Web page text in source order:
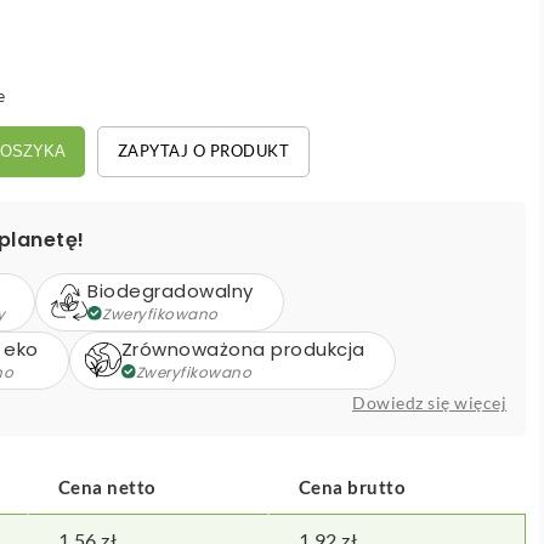
ZAPYTAJ O PRODUKT
Biodegradowalny
Zweryfikowano
Zrównoważona produkcja
Zweryfikowano
Dowiedz się więcej
Cena netto Cena brutto